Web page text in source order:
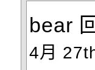
bear
4月